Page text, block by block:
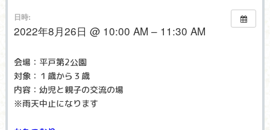
日時:
2022年8月26日 @ 10:00 AM – 11:30 AM
会場：平戸第2公園
対象：１歳から３歳
内容：幼児と親子の交流の場
※雨天中止になります